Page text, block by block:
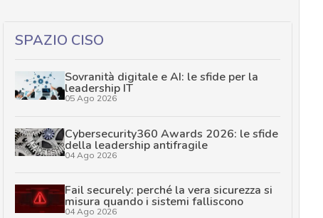
SPAZIO CISO
Sovranità digitale e AI: le sfide per la
leadership IT
05 Ago 2026
Cybersecurity360 Awards 2026: le sfide
della leadership antifragile
04 Ago 2026
Fail securely: perché la vera sicurezza si
misura quando i sistemi falliscono
04 Ago 2026